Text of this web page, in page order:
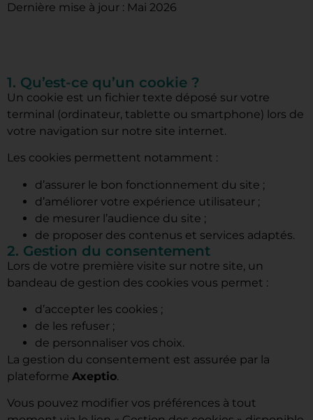
Dernière mise à jour : Mai 2026
1. Qu’est-ce qu’un cookie ?
Un cookie est un fichier texte déposé sur votre
terminal (ordinateur, tablette ou smartphone) lors de
votre navigation sur notre site internet.
Les cookies permettent notamment :
d’assurer le bon fonctionnement du site ;
d’améliorer votre expérience utilisateur ;
de mesurer l’audience du site ;
de proposer des contenus et services adaptés.
2. Gestion du consentement
Lors de votre première visite sur notre site, un
bandeau de gestion des cookies vous permet :
d’accepter les cookies ;
de les refuser ;
de personnaliser vos choix.
La gestion du consentement est assurée par la
plateforme Axeptio.
Vous pouvez modifier vos préférences à tout